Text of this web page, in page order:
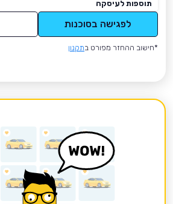
תוספות לעיסקה
לפגישה בסוכנות
*חישוב ההחזר מפורט בתקנון